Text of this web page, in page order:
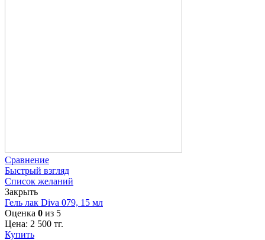
Сравнение
Быстрый взгляд
Список желаний
Закрыть
Гель лак Diva 079, 15 мл
Оценка 0 из 5
Цена: 2 500 тг.
Купить